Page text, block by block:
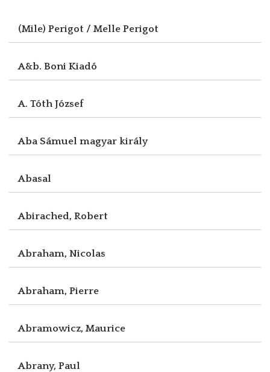
(Mile) Perigot / Melle Perigot
A&b. Boni Kiadó
A. Tóth József
Aba Sámuel magyar király
Abasal
Abirached, Robert
Abraham, Nicolas
Abraham, Pierre
Abramowicz, Maurice
Abrany, Paul